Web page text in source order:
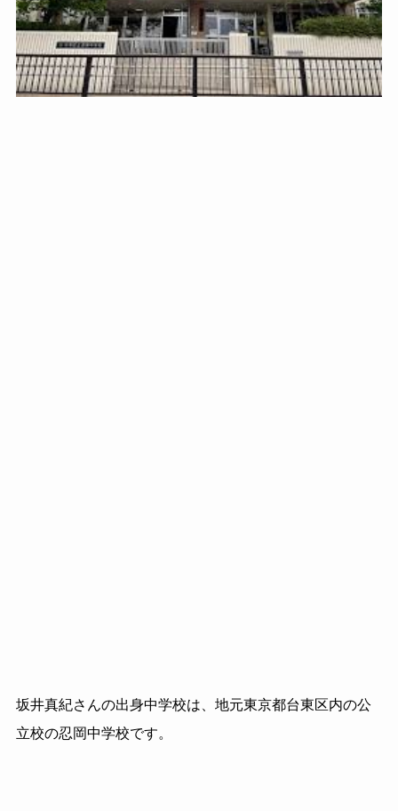
坂井真紀さんの出身中学校は、地元東京都台東区内の公
立校の忍岡中学校です。